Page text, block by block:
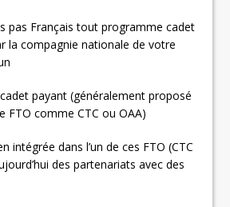
pas Français tout programme cadet
la compagnie nationale de votre
payant (généralement proposé
FTO comme CTC ou OAA)
intégrée dans l’un de ces FTO (CTC
des partenariats avec des